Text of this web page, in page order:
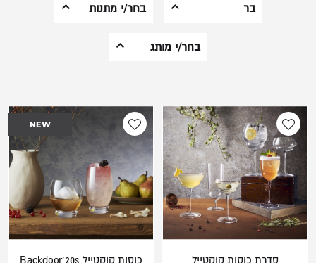
משתמש חדש/אורח
להרשמה
בר בחר/י מתנות
לבית החדש
למישהו מיוחד
בחר/י מותג
Bormioli Rocco
The Bars
Luigi Bormioli
סדרת כוסות קוקטייל
NEW
כוסות קוקטייל Backdoor’20s